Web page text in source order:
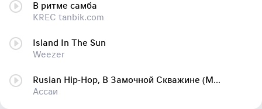
В ритме самба
KREC tanbik.com
Island In The Sun
Weezer
Rusian Hip-Hop, В Замочной Скважине (Мама)
Ассаи